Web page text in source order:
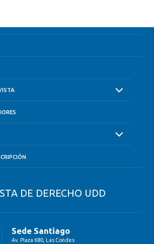
DE DERECHO UDD
Sede Santiago
Av. Plaza 680, Las Condes